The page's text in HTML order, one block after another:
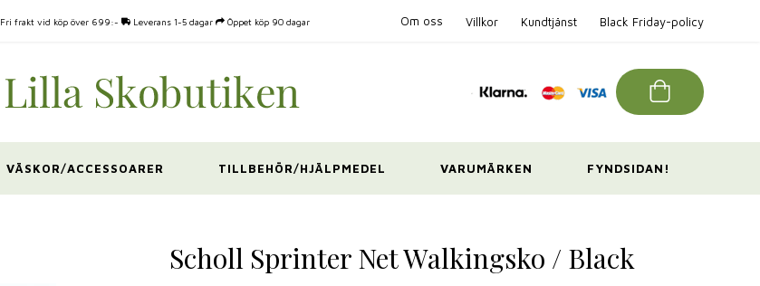
Fri frakt vid köp över 699:- Leverans 1-5 dagar Öppet köp 90 dagar Om oss Villkor Kundtjänst Black Friday-policy
VÄSKOR/ACCESSOARER TILLBEHÖR/HJÄLPMEDEL VARUMÄRKEN FYNDSIDAN!
Scholl Sprinter Net Walkingsko / Black